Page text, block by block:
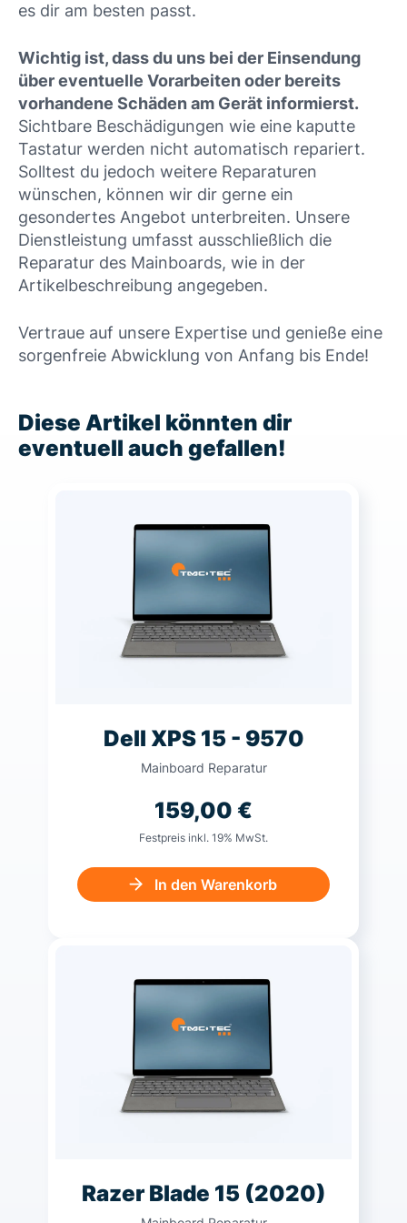
es dir am besten passt.
Wichtig ist, dass du uns bei der Einsendung
über eventuelle Vorarbeiten oder bereits
vorhandene Schäden am Gerät informierst.
Sichtbare Beschädigungen wie eine kaputte
Tastatur werden nicht automatisch repariert.
Solltest du jedoch weitere Reparaturen
wünschen, können wir dir gerne ein
gesondertes Angebot unterbreiten. Unsere
Dienstleistung umfasst ausschließlich die
Reparatur des Mainboards, wie in der
Artikelbeschreibung angegeben.
Vertraue auf unsere Expertise und genieße eine
sorgenfreie Abwicklung von Anfang bis Ende!
Diese Artikel könnten dir
eventuell auch gefallen!
Dell XPS 15 - 9570
Mainboard Reparatur
159,00 €
Festpreis inkl. 19% MwSt.
In den Warenkorb
Razer Blade 15 (2020)